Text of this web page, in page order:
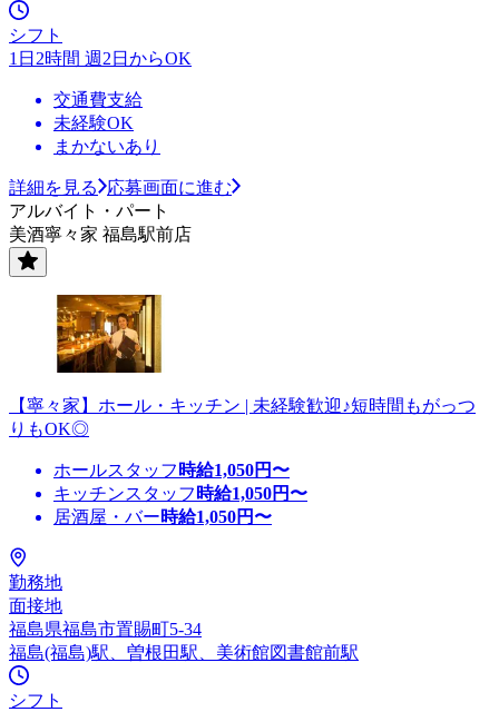
シフト
1日2時間 週2日からOK
交通費支給
未経験OK
まかないあり
詳細を見る
応募画面に進む
アルバイト・パート
美酒寧々家 福島駅前店
【寧々家】ホール・キッチン | 未経験歓迎♪短時間もがっつ
りもOK◎
ホールスタッフ 時給1,050円〜
キッチンスタッフ 時給1,050円〜
居酒屋・バー時給1,050円〜
勤務地
面接地
福島県福島市置賜町5-34
福島(福島)駅、曽根田駅、美術館図書館前駅
シフト